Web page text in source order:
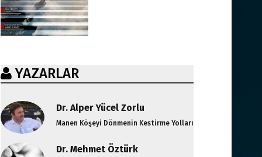
YAZARLAR
Dr. Alper Yücel Zorlu
Manen Köşeyi Dönmenin Kestirme Yolları
Dr. Mehmet Öztürk